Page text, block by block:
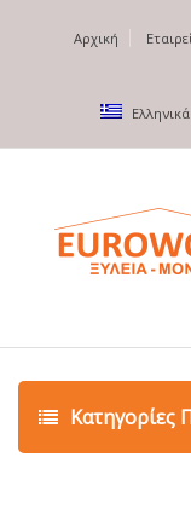
Αρχική
Ελληνικά
Κατηγορίες